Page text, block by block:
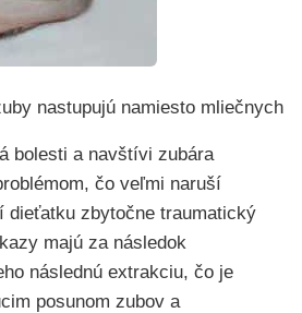
nastupujú namiesto mliečnych
bolesti a navštívi zubára
čo veľmi naruší
dieťatku zbytočne traumatický
majú za následok
následnú extrakciu, čo je
posunom zubov a